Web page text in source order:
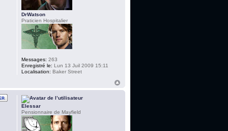
DrWatson
Praticien Hospitalier
Messages: 263
Enregistré le: Lun 13 Juil 2009 15:11
Localisation: Baker Street
Elessar
Pensionnaire de Mayfield